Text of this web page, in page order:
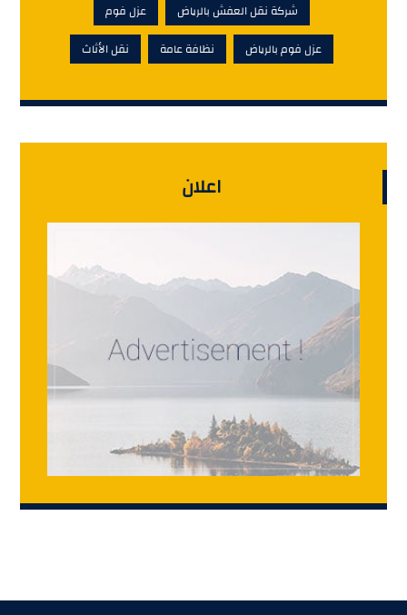
شركة نقل العفش بالرياض
عزل فوم
عزل فوم بالرياض
نظافة عامة نقل الأثاث
اعلان